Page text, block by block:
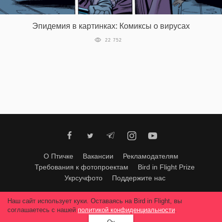
Эпидемия в картинках: Комиксы о вирусах
22 752
О Птичке Вакансии
Рекламодателям
Требования к фотопроектам
Bird in Flight Prize
Укрсучфото
Поддержите нас
Любое использование материалов допускается только с согласия
редакции.© 2026, Bird In Flight.
Все права защищены.
Наш сайт использует куки. Оставаясь на Bird in Flight, вы
соглашаетесь с нашей политикой конфиденциальности.